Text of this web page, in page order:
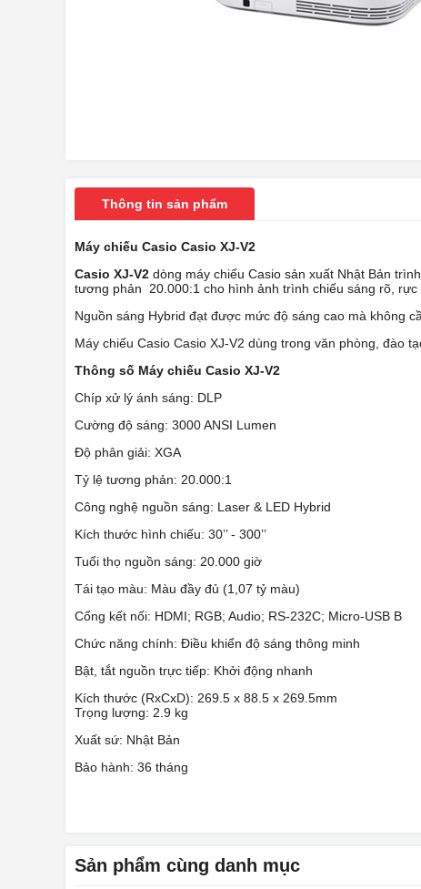
Thông tin sản phẩm
Máy chiếu Casio Casio XJ-V2
Casio XJ-V2 dòng máy chiếu Casio sản xuất Nhật Bản
tương phản 20.000:1 cho hình ảnh trình chiếu sáng rõ, rực
Nguồn sáng Hybrid đạt được mức độ sáng cao mà không
Máy chiếu Casio Casio XJ-V2 dùng trong văn phòng, đào
Thông số Máy chiếu Casio XJ-V2
Chíp xử lý ánh sáng: DLP
Cường độ sáng: 3000 ANSI Lumen
Độ phân giải: XGA
Tỷ lệ tương phản: 20.000:1
Công nghệ nguồn sáng: Laser & LED Hybrid
Kích thước hình chiếu: 30’’ - 300’’
Tuổi thọ nguồn sáng: 20.000 giờ
Tái tạo màu: Màu đầy đủ (1,07 tỷ màu)
Cổng kết nối: HDMI; RGB; Audio; RS-232C; Micro-USB B
Chức năng chính: Điều khiển độ sáng thông minh
Bật, tắt nguồn trực tiếp: Khởi động nhanh
Kích thước (RxCxD): 269.5 x 88.5 x 269.5mm
Trọng lượng: 2.9 kg
Xuất sứ: Nhật Bản
Bảo hành: 36 tháng
Sản phẩm cùng danh mục